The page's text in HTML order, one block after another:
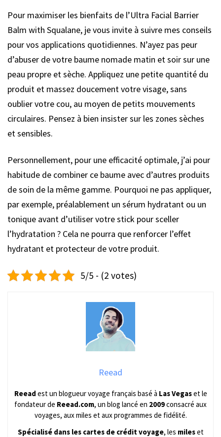
Pour maximiser les bienfaits de l’Ultra Facial Barrier
Balm with Squalane, je vous invite à suivre mes conseils
pour vos applications quotidiennes. N’ayez pas peur
d’abuser de votre baume nomade matin et soir sur une
peau propre et sèche. Appliquez une petite quantité du
produit et massez doucement votre visage, sans
oublier votre cou, au moyen de petits mouvements
circulaires. Pensez à bien insister sur les zones sèches
et sensibles.
Personnellement, pour une efficacité optimale, j’ai pour
habitude de combiner ce baume avec d’autres produits
de soin de la même gamme. Pourquoi ne pas appliquer,
par exemple, préalablement un sérum hydratant ou un
tonique avant d’utiliser votre stick pour sceller
l’hydratation ? Cela ne pourra que renforcer l’effet
hydratant et protecteur de votre produit.
5/5 - (2 votes)
Reead
Reead est un blogueur voyage français basé à Las Vegaset le
fondateur de Reead.com, un blog lancé en 2009consacré aux
voyages, aux miles et aux programmes de fidélité.
Spécialisé dans les cartes de crédit voyage, les mileset